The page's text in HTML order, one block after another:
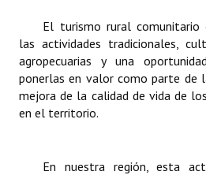
Comunicaciones
Declaraciones
Resoluciones
Resoluciones de Presidencia
El turismo rural comunitario
las actividades tradicionales,
agropecuarias y una
ponerlas en valor como parte de
mejora de la calidad de vida de
en el territorio.
En nuestra región, esta